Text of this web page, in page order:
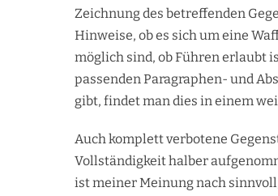
Zeichnung des betreffenden
Hinweise, ob es sich um eine
möglich sind, ob Führen erlaubt
passenden Paragraphen- und
gibt, findet man dies in einem
Auch komplett verbotene
Vollständigkeit halber
ist meiner Meinung nach